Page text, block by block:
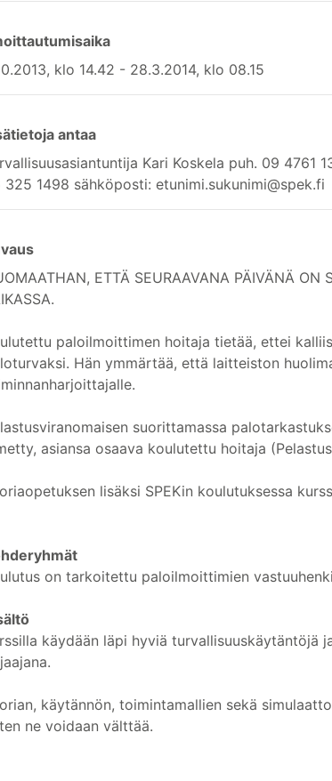
klo 14.42 - 28.3.2014, klo 08.15
antaa
Kari Koskela puh. 09 4761
325 1498 sähköposti: etunimi.sukunimi@spek.fi
ETTÄ SEURAAVANA PÄIVÄNÄ ON
paloilmoittimen hoitaja tietää, ettei
Hän ymmärtää, että laitteiston
suorittamassa
asiansa osaava koulutettu hoitaja
lisäksi SPEKin koulutuksessa
on tarkoitettu paloilmoittimien
käydään läpi hyviä
käytännön, toimintamallien sekä
ne voidaan välttää.